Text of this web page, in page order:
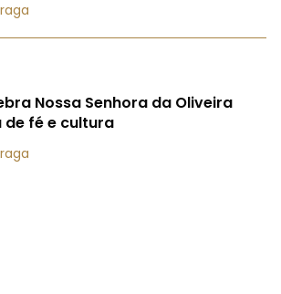
Nossa Senhora da Oliveira
fé e cultura